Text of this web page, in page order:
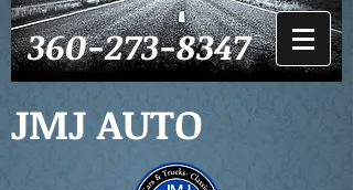
360-273-8347
JMJ AUTO